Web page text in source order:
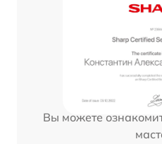
Вы можете